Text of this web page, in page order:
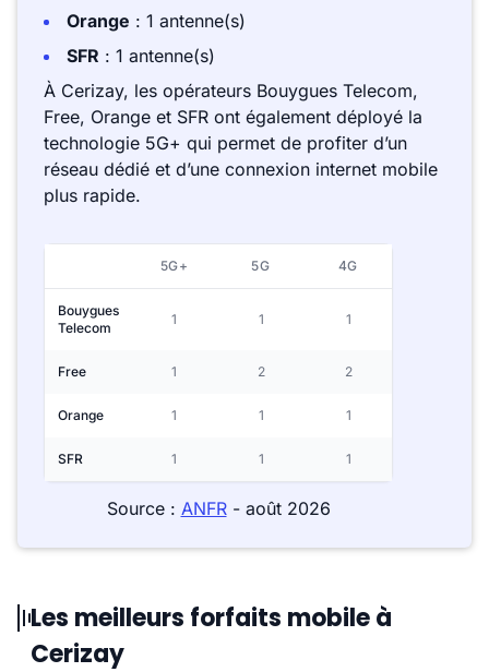
Orange : 1 antenne(s)
SFR : 1 antenne(s)
À Cerizay, les opérateurs Bouygues Telecom,
Free, Orange et SFR ont également déployé la
technologie 5G+ qui permet de profiter d’un
réseau dédié et d’une connexion internet mobile
plus rapide.
5G+ 5G 4G
Bouygues
Telecom
1 1 1
Free 1 2 2
Orange 1 1 1
SFR 1 1 1
Source : ANFR- août 2026
Les meilleurs forfaits mobile à
Cerizay